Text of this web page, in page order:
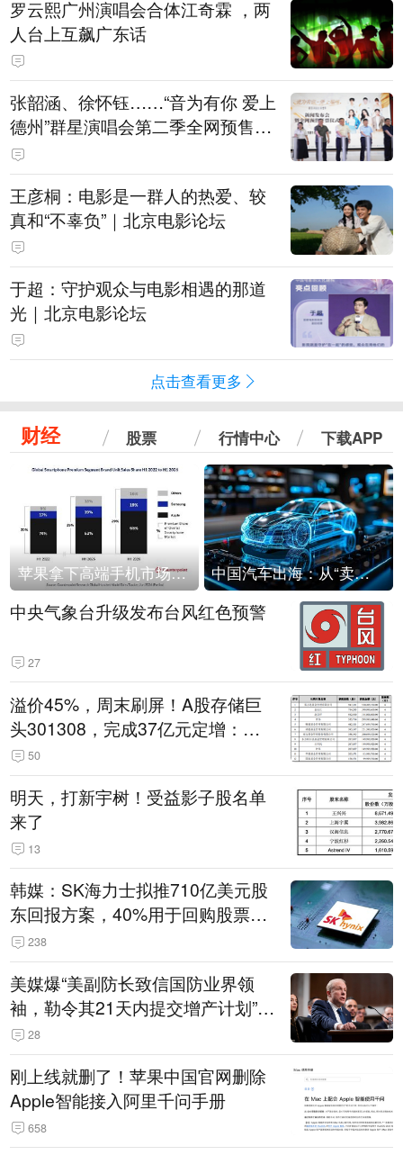
罗云熙广州演唱会合体江奇霖 ，两
人台上互飙广东话
张韶涵、徐怀钰……“音为有你 爱上
德州”群星演唱会第二季全网预售开
票
王彦桐：电影是一群人的热爱、较
真和“不辜负”｜北京电影论坛
于超：守护观众与电影相遇的那道
光｜北京电影论坛
点击查看更多
财经 股票 行情中心 下载APP
苹果拿下高端手机市场65%的份额：iPhone 17系列功不可没 中国汽车出海：从“卖出去”到“走进去”
中央气象台升级发布台风红色预警
27
溢价45%，周末刷屏！A股存储巨
头301308，完成37亿元定增：现
价386.6元，定增价560元
50
明天，打新宇树！受益影子股名单
来了
13
韩媒：SK海力士拟推710亿美元股
东回报方案，40%用于回购股票，
相当于美股发行规模
238
美媒爆“美副防长致信国防业界领
袖，勒令其21天内提交增产计划”，
五角大楼回应
28
刚上线就删了！苹果中国官网删除
Apple智能接入阿里千问手册
658